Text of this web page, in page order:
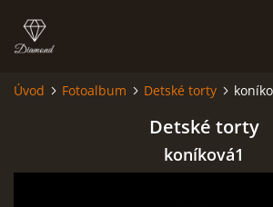
NIEČO O MNE A MOJEJ ZÁĽUBE
Úvod Fotoalbum Detské torty
Detské torty
koníková1